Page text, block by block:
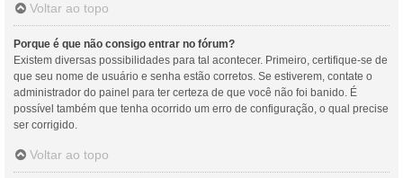
Voltar ao topo
Porque é que não consigo entrar no fórum?
Existem diversas possibilidades para tal acontecer. Primeiro, certifique-se de
que seu nome de usuário e senha estão corretos. Se estiverem, contate o
administrador do painel para ter certeza de que você não foi banido. É
possível também que tenha ocorrido um erro de configuração, o qual precise
ser corrigido.
Voltar ao topo